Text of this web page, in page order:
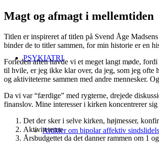
PSYKIATRI
Artikler om bipolar affektiv
Magt og afmagt i mellemtiden
Titlen er inspireret af titlen på Svend Åge
binder de to titler sammen, for min historie er en
Forleden aften havde vi et meget langt møde,
til hvile, er jeg ikke klar over, da jeg, som jeg ofte
og aktiviteterne sammen med andre mennesker.
Da vi var “færdige” med rygterne, drejede
finanslov. Mine interesser i kirken koncentrerer sig
Det der sker i selve kirken, højmesser,
Aktiviteterne
Årsbudgettet da det danner rammen om 1